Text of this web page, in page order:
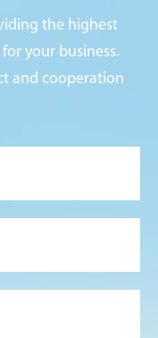
the highest
your business.
and cooperation